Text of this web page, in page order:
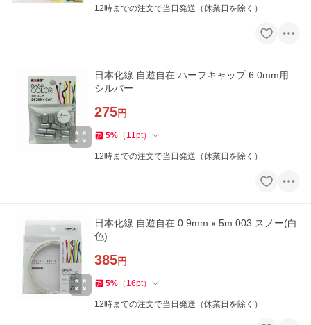
12時までの注文で当日発送（休業日を除く）
日本化線 自遊自在 ハーフキャップ 6.0mm用
シルバー
275円
5% （ 11pt）
12時までの注文で当日発送（休業日を除く）
日本化線 自遊自在 0.9mm x 5m 003 スノー(白
色)
385円
5% （ 16pt）
12時までの注文で当日発送（休業日を除く）